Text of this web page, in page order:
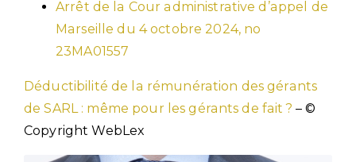
Arrêt de la Cour administrative d’appel de
Marseille du 4 octobre 2024, no
23MA01557
Déductibilité de la rémunération des gérants
de SARL : même pour les gérants de fait ? – ©
Copyright WebLex